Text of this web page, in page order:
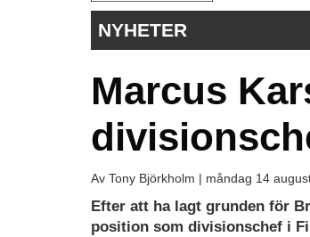
NYHETER
Marcus
Av Tony Björkholm | måndag 14
Efter att ha lagt grunden för
position som divisionschef i